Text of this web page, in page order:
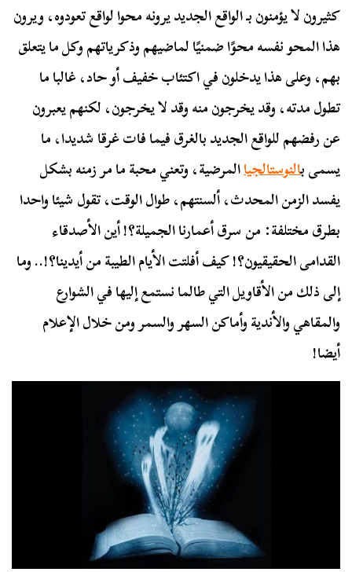
كثيرون لا يؤمنون بـ الواقع الجديد يرونه محوا لواقع تعودوه، ويرون
هذا المحو نفسه محوًا ضمنيًا لماضيهم وذكرياتهم وكل ما يتعلق
بهم، وعلى هذا يدخلون في اكتئاب خفيف أو حاد، غالبا ما
تطول مدته، وقد يخرجون منه وقد لا يخرجون، لكنهم يعبرون
عن رفضهم للواقع الجديد بالغرق فيما فات غرقا شديدا، ما
يسمى بالنوستالجياالمرضية، وتعني محبة ما مر زمنه بشكل
يفسد الزمن المحدث، ألسنتهم، طوال الوقت، تقول شيئا واحدا
بطرق مختلفة: من سرق أعمارنا الجميلة؟! أين الأصدقاء
القدامى الحقيقيون؟! كيف أفلتت الأيام الطيبة من أيدينا؟!.. وما
إلى ذلك من الأقاويل التي طالما نستمع إليها في الشوارع
والمقاهي والأندية وأماكن السهر والسمر ومن خلال الإعلام
أيضا!